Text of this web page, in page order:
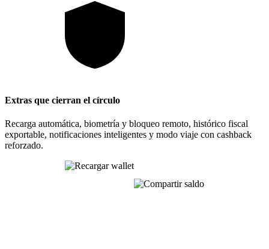
Extras que cierran el círculo
Recarga automática, biometría y bloqueo remoto, histórico fiscal
exportable, notificaciones inteligentes y modo viaje con cashback
reforzado.